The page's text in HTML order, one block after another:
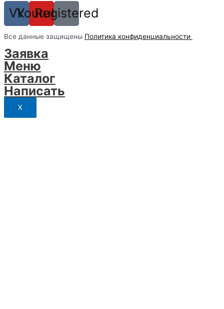
VkYoutube
Registered
Вcе данные защищены Политика конфиденциальности
Заявка
Меню
Каталог
Написать
X